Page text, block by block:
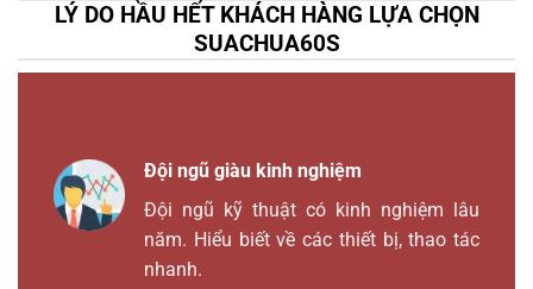
LÝ DO HẦU HẾT KHÁCH HÀNG LỰA CHỌN
SUACHUA60S
Đội ngũ giàu kinh nghiệm
Đội ngũ kỹ thuật có kinh nghiệm lâu
năm. Hiểu biết về các thiết bị, thao tác
nhanh.